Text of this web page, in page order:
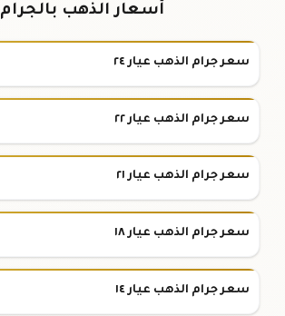
أسعار الذهب بالجرام
سعر جرام الذهب عيار ٢٤
سعر جرام الذهب عيار ٢٢
سعر جرام الذهب عيار ٢١
سعر جرام الذهب عيار ١٨
سعر جرام الذهب عيار ١٤